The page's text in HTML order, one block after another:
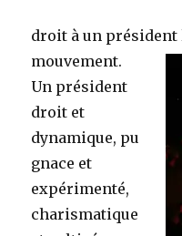
droit à un président
mouvement.
Un président
droit et
dynamique, pu
gnace et
expérimenté,
charismatique